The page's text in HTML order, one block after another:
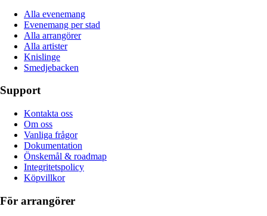
Alla evenemang
Evenemang per stad
Alla arrangörer
Alla artister
Knislinge
Smedjebacken
Support
Kontakta oss
Om oss
Vanliga frågor
Dokumentation
Önskemål & roadmap
Integritetspolicy
Köpvillkor
För arrangörer